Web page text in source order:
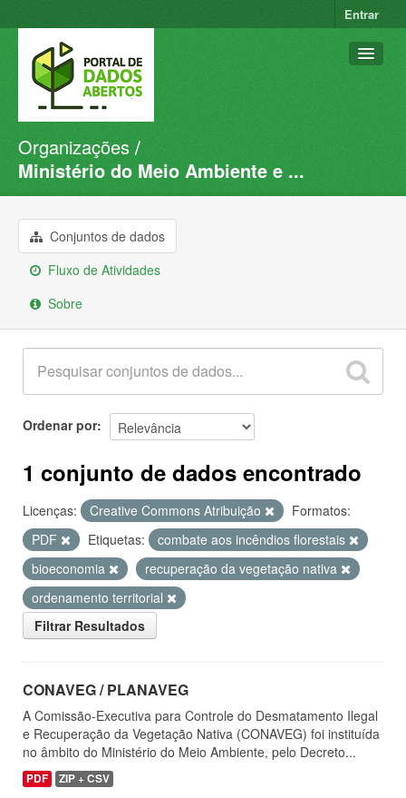
Entrar
Conjuntos de dados
Organizações
Sobre
Organizações
Ministério do Meio Ambiente e ...
Conjuntos de dados
Fluxo de Atividades
Sobre
Ordenar por
1 conjunto de dados encontrado
Licenças: Creative Commons Atribuição
Formatos:
PDF
Etiquetas:
combate aos incêndios florestais
bioeconomia
recuperação da vegetação nativa
ordenamento territorial
Filtrar Resultados
CONAVEG / PLANAVEG
A Comissão-Executiva para Controle do Desmatamento Ilegal
e Recuperação da Vegetação Nativa (CONAVEG) foi instituída
no âmbito do Ministério do Meio Ambiente, pelo Decreto...
PDF ZIP + CSV